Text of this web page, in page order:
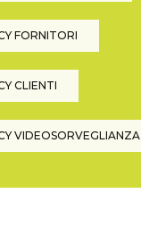
FORNITORI
CLIENTI
VIDEOSORVEGLIANZA